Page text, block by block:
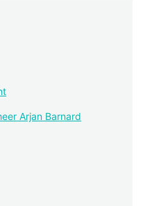
Arjan Barnard